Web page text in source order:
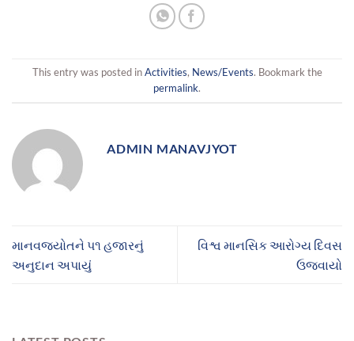
This entry was posted inActivities, News/Events. Bookmark the
permalink.
ADMIN MANAVJYOT
માનવજ્યોતને પ૧ હજારનું
અનુદાન અપાયું
વિશ્વ માનસિક આરોગ્ય દિવસ
ઉજવાયો